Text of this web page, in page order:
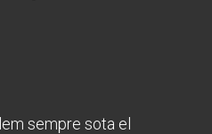
sempre sota el